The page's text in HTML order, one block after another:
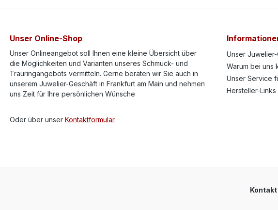
Unser Online-Shop
Unser Onlineangebot soll Ihnen eine kleine Übersicht über
die Möglichkeiten und Varianten unseres Schmuck- und
Trauringangebots vermitteln. Gerne beraten wir Sie auch in
unserem Juwelier-Geschäft in Frankfurt am Main und nehmen
uns Zeit für Ihre persönlichen Wünsche
Oder über unser Kontaktformular.
Unser
Warum bei uns
Unser Service
Hersteller-Links
Kontakt